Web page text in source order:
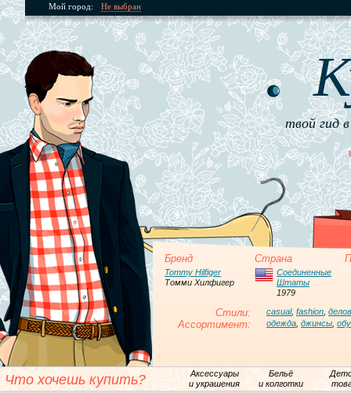
Мой город: Не выбран
твой гид
Бренд Страна
Tommy Hilfiger
Томми Хилфигер
Соединенные
Штаты
1979
Стили: casual, fashion
Ассортимент: одежда джинсы
Что хочешь купить?
Аксессуары
и украшения
Бельё
и колготки